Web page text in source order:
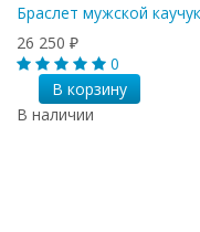
Браслет мужской
26 250 ₽
0
В корзину
В наличии